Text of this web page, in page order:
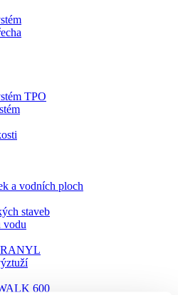
TPO
a vodních ploch
staveb
vodu
600